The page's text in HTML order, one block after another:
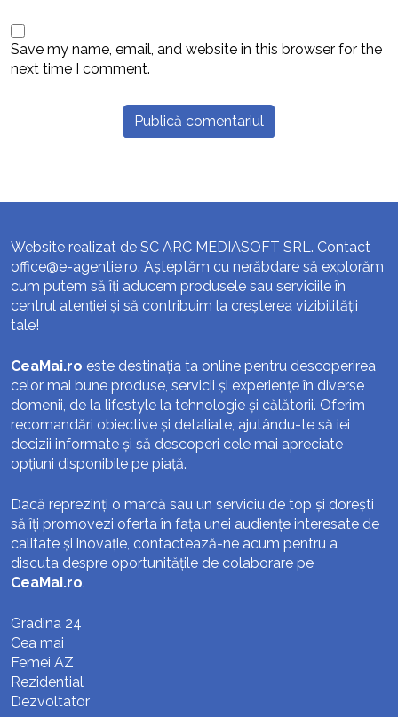
Save my name, email, and website in this browser for the
next time I comment.
Website realizat de SC ARC MEDIASOFT SRL. Contact
office@e-agentie.ro. Așteptăm cu nerăbdare să explorăm
cum putem să îți aducem produsele sau serviciile în
centrul atenției și să contribuim la creșterea vizibilității
tale!
CeaMai.ro este destinația ta online pentru descoperirea
celor mai bune produse, servicii și experiențe în diverse
domenii, de la lifestyle la tehnologie și călătorii. Oferim
recomandări obiective și detaliate, ajutându-te să iei
decizii informate și să descoperi cele mai apreciate
opțiuni disponibile pe piață.
Dacă reprezinți o marcă sau un serviciu de top și dorești
să îți promovezi oferta în fața unei audiențe interesate de
calitate și inovație, contactează-ne acum pentru a
discuta despre oportunitățile de colaborare pe
CeaMai.ro.
Gradina 24
Cea mai
Femei AZ
Rezidential
Dezvoltator